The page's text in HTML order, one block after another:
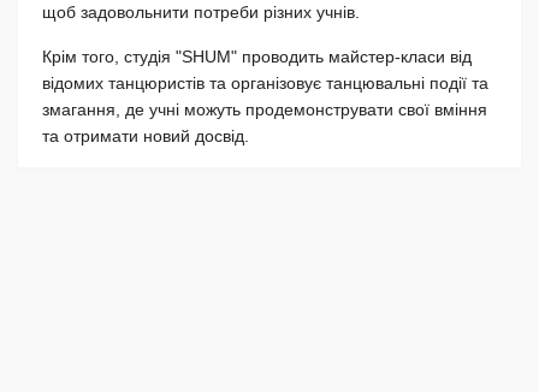
щоб задовольнити потреби різних учнів.
Крім того, студія "SHUM" проводить майстер-класи від
відомих танцюристів та організовує танцювальні події та
змагання, де учні можуть продемонструвати свої вміння
та отримати новий досвід.